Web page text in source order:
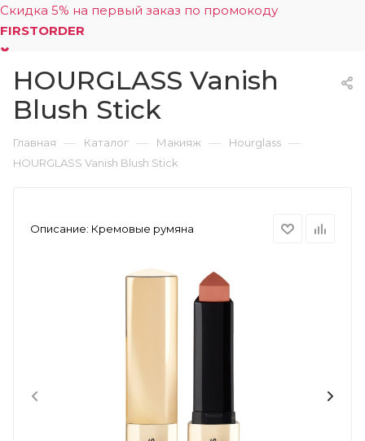
Скидка 5% на первый заказ по промокоду
FIRSTORDER
0
HOURGLASS Vanish
Blush Stick
Главная — Каталог — Макияж — Hourglass —
HOURGLASS Vanish Blush Stick
Описание: Кремовые румяна